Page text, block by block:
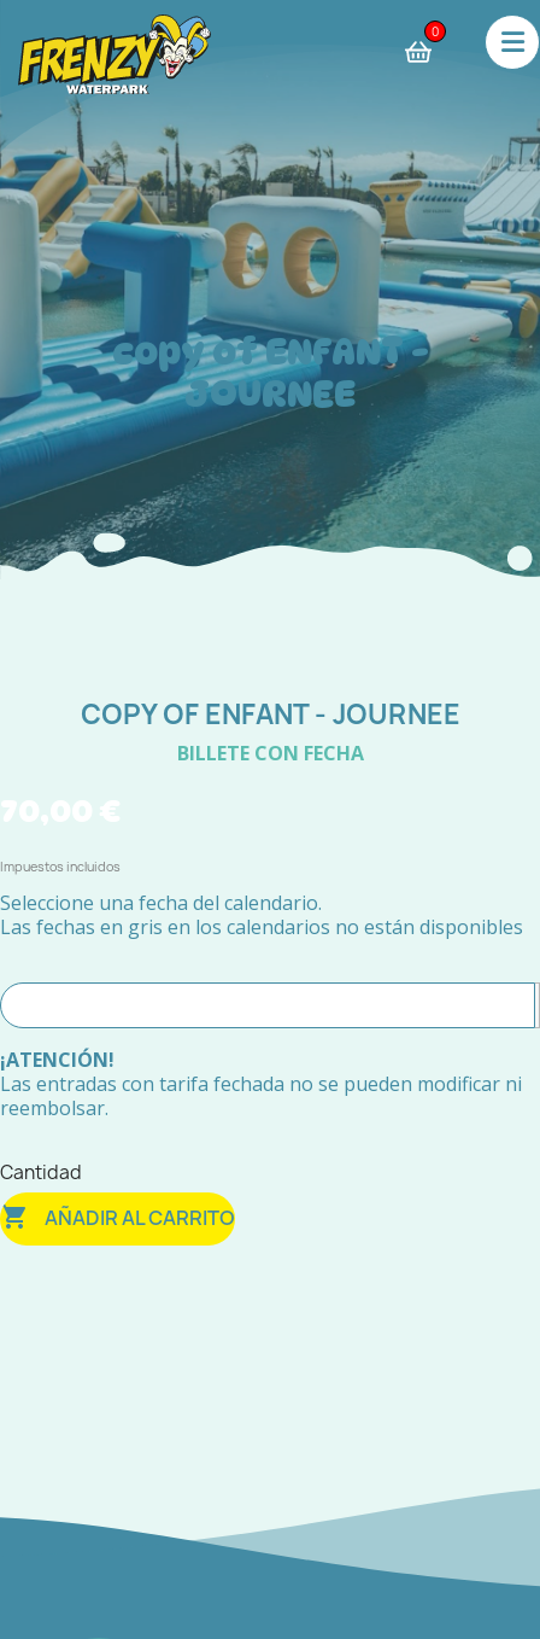
0
copy of ENFANT -
JOURNEE
COPY OF ENFANT - JOURNEE
BILLETE CON FECHA
70,00 €
Impuestos incluidos
Seleccione una fecha del calendario.
Las fechas en gris en los calendarios no están disponibles
¡ATENCIÓN!
Las entradas con tarifa fechada no se pueden modificar ni
reembolsar.
Cantidad
 AÑADIR AL CARRITO